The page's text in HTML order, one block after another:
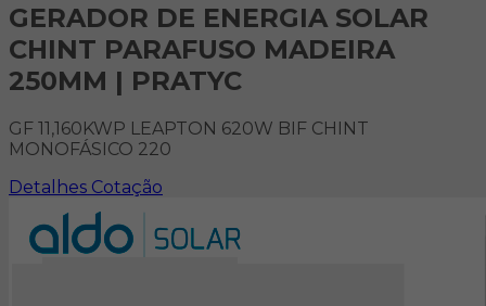
GERADOR DE ENERGIA SOLAR
CHINT PARAFUSO MADEIRA
250MM | PRATYC
GF 11,160KWP LEAPTON 620W BIF CHINT
MONOFÁSICO 220
Detalhes Cotação